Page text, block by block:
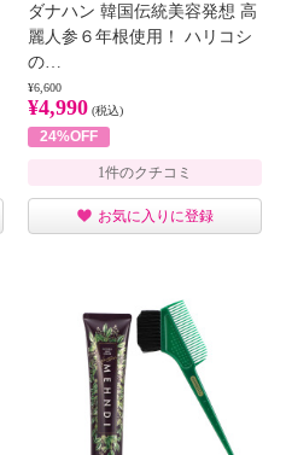
ダナハン 韓国伝統美容発想 高
麗人参６年根使用！ ハリコシ
の…
¥6,600
¥4,990 (税込)
24%OFF
1件のクチコミ
お気に入りに登録